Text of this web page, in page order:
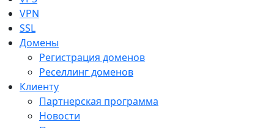
VPN
SSL
Домены
Регистрация доменов
Реселлинг доменов
Клиенту
Партнерская программа
Новости